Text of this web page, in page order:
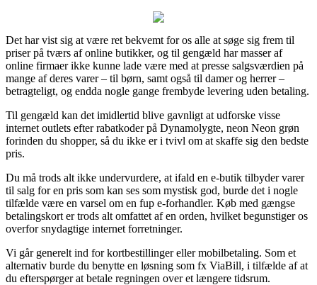
Det har vist sig at være ret bekvemt for os alle at søge sig frem til
priser på tværs af online butikker, og til gengæld har masser af
online firmaer ikke kunne lade være med at presse salgsværdien på
mange af deres varer – til børn, samt også til damer og herrer –
betragteligt, og endda nogle gange frembyde levering uden betaling.
Til gengæld kan det imidlertid blive gavnligt at udforske visse
internet outlets efter rabatkoder på Dynamolygte, neon Neon grøn
forinden du shopper, så du ikke er i tvivl om at skaffe sig den bedste
pris.
Du må trods alt ikke undervurdere, at ifald en e-butik tilbyder varer
til salg for en pris som kan ses som mystisk god, burde det i nogle
tilfælde være en varsel om en fup e-forhandler. Køb med gængse
betalingskort er trods alt omfattet af en orden, hvilket begunstiger os
overfor snydagtige internet forretninger.
Vi går generelt ind for kortbestillinger eller mobilbetaling. Som et
alternativ burde du benytte en løsning som fx ViaBill, i tilfælde af at
du efterspørger at betale regningen over et længere tidsrum.